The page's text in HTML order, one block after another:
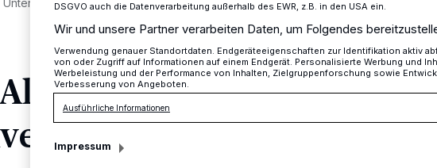
Unter Alkoholeinfluss in den Gegenverkehr
in den
DSGVO auch die Datenverarbeitung außerhalb des EWR, z.B. in den USA ein.
Wir und unsere Partner verarbeiten Daten, um Folgendes
Verwendung genauer Standortdaten. Endgeräteeigenschaften zur Identifikation aktiv
von oder Zugriff auf Informationen auf einem Endgerät. Personalisierte Werbung und
Werbeleistung und der Performance von Inhalten, Zielgruppenforschung sowie
Verbesserung von Angeboten.
Ausführliche Informationen
Impressum